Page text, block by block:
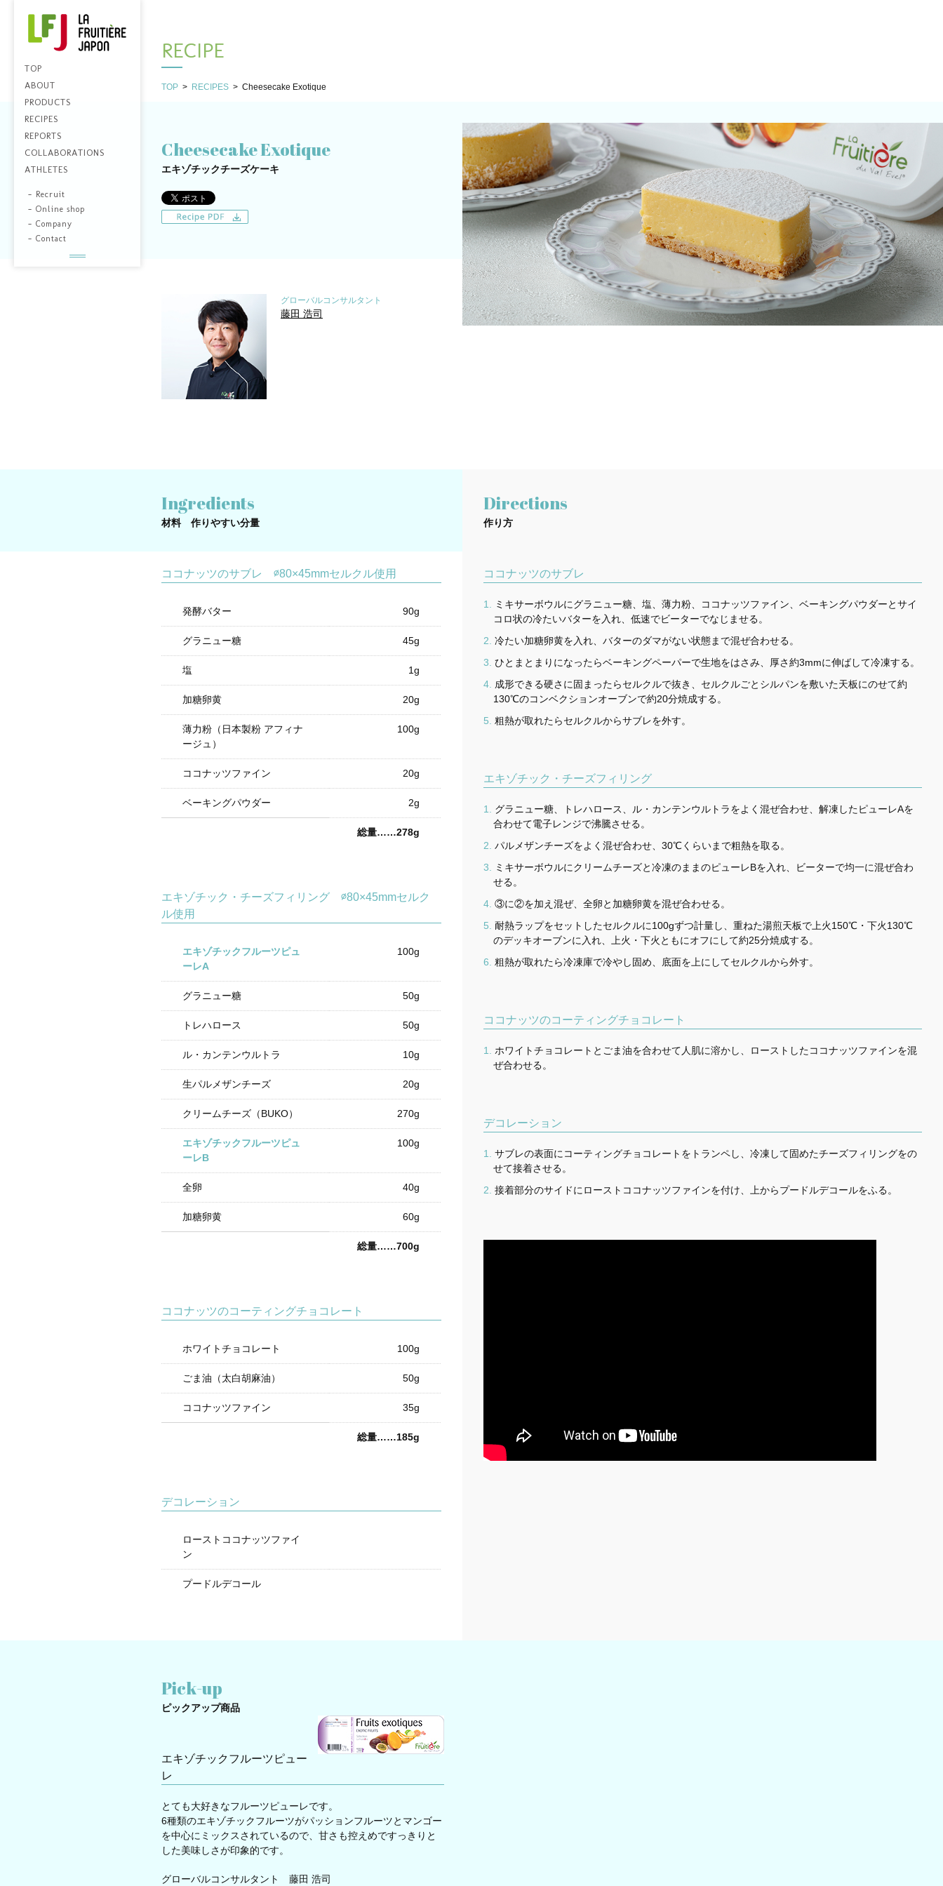
TOP
ABOUT
PRODUCTS
RECIPES
REPORTS
COLLABORATIONS
ATHLETES
- Recruit
- Online shop
- Company
- Contact
RECIPE
TOP > RECIPES > Cheesecake Exotique
Cheesecake Exotique
エキゾチックチーズケーキ
グローバルコンサルタント
藤田 浩司
Ingredients
材料 作りやすい分量
ココナッツのサブレ ∅80×45mmセルクル使用
発酵バター 90g
グラニュー糖 45g
塩 1g
加糖卵黄 20g
薄力粉（日本製粉 アフィナ
ージュ）
100g
ココナッツファイン 20g
ベーキングパウダー 2g
総量……278g
エキゾチック・チーズフィリング ∅80×45mmセルク
ル使用
エキゾチックフルーツピュ
ーレA
100g
グラニュー糖 50g
トレハロース 50g
ル・カンテンウルトラ 10g
生パルメザンチーズ 20g
クリームチーズ（BUKO） 270g
エキゾチックフルーツピュ
ーレB
100g
全卵 40g
加糖卵黄 60g
総量……700g
ココナッツのコーティングチョコレート
ホワイトチョコレート 100g
ごま油（太白胡麻油） 50g
ココナッツファイン 35g
総量……185g
デコレーション
ローストココナッツファイ
ン
プードルデコール
Directions
作り方
ココナッツのサブレ
ミキサーボウルにグラニュー糖、塩、薄力粉、ココナッツファイン、ベーキングパウダーとサイ
コロ状の冷たいバターを入れ、低速でビーターでなじませる。
冷たい加糖卵黄を入れ、バターのダマがない状態まで混ぜ合わせる。
ひとまとまりになったらベーキングペーパーで生地をはさみ、厚さ約3mmに伸ばして冷凍する。
成形できる硬さに固まったらセルクルで抜き、セルクルごとシルパンを敷いた天板にのせて約
130℃のコンベクションオーブンで約20分焼成する。
粗熱が取れたらセルクルからサブレを外す。
エキゾチック・チーズフィリング
グラニュー糖、トレハロース、ル・カンテンウルトラをよく混ぜ合わせ、解凍したピューレAを
合わせて電子レンジで沸騰させる。
パルメザンチーズをよく混ぜ合わせ、30℃くらいまで粗熱を取る。
ミキサーボウルにクリームチーズと冷凍のままのピューレBを入れ、ビーターで均一に混ぜ合わ
せる。
③に②を加え混ぜ、全卵と加糖卵黄を混ぜ合わせる。
耐熱ラップをセットしたセルクルに100gずつ計量し、重ねた湯煎天板で上火150℃・下火130℃
のデッキオーブンに入れ、上火・下火ともにオフにして約25分焼成する。
粗熱が取れたら冷凍庫で冷やし固め、底面を上にしてセルクルから外す。
ココナッツのコーティングチョコレート
ホワイトチョコレートとごま油を合わせて人肌に溶かし、ローストしたココナッツファインを混
ぜ合わせる。
デコレーション
サブレの表面にコーティングチョコレートをトランペし、冷凍して固めたチーズフィリングをの
せて接着させる。
接着部分のサイドにローストココナッツファインを付け、上からプードルデコールをふる。
Pick-up
ピックアップ商品
エキゾチックフルーツピュー
レ
とても大好きなフルーツピューレです。
6種類のエキゾチックフルーツがパッションフルーツとマンゴー
を中心にミックスされているので、甘さも控えめですっきりと
した美味しさが印象的です。
グローバルコンサルタント 藤田 浩司